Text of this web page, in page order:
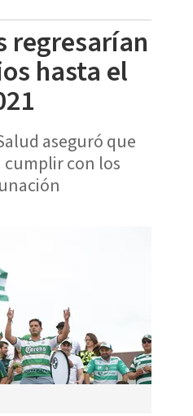
regresarían
hasta el
aseguró que
cumplir con los